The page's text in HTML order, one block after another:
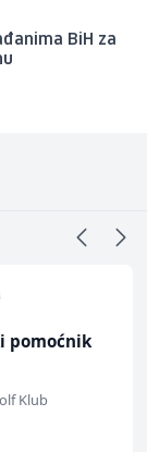
BiH za
pomoćnik
Klub